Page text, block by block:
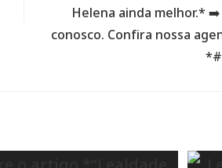
Helena ainda melhor.*
conosco. Confira nossa